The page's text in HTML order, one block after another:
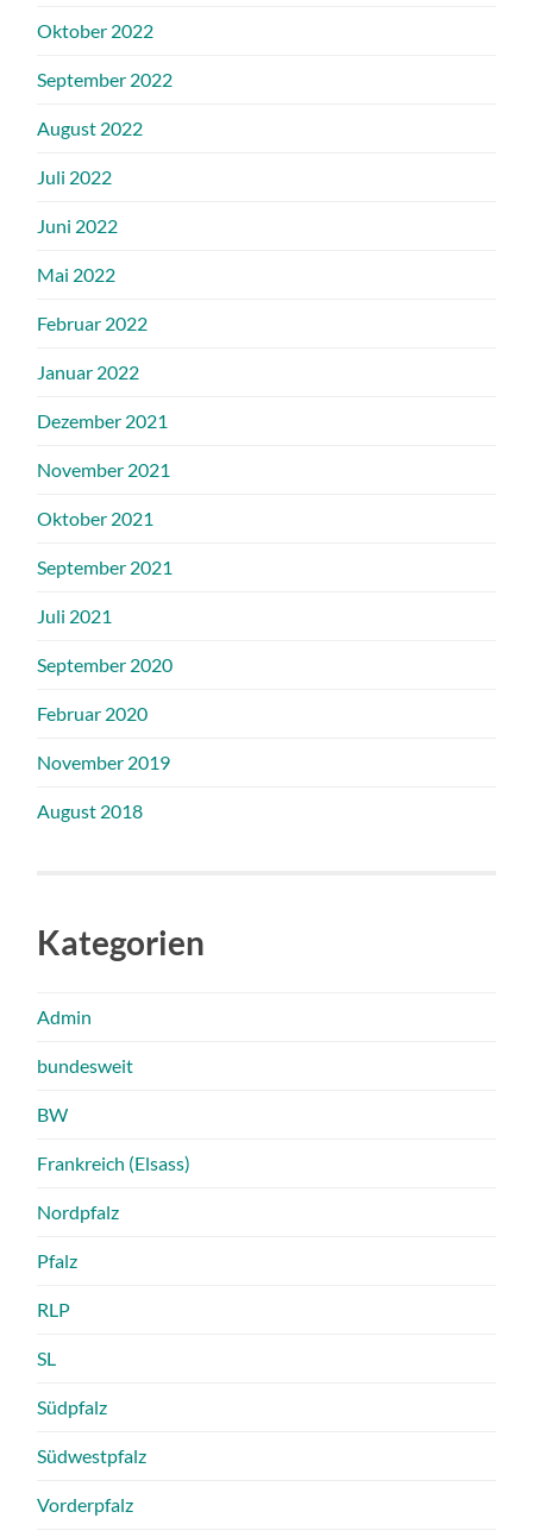
Oktober 2022
September 2022
August 2022
Juli 2022
Juni 2022
Mai 2022
Februar 2022
Januar 2022
Dezember 2021
November 2021
Oktober 2021
September 2021
Juli 2021
September 2020
Februar 2020
November 2019
August 2018
Kategorien
Admin
bundesweit
BW
Frankreich (Elsass)
Nordpfalz
Pfalz
RLP
SL
Südpfalz
Südwestpfalz
Vorderpfalz